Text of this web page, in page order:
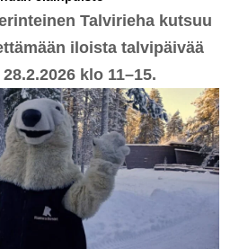
Talvirieha kutsuu
iloista talvipäivää
klo 11–15.